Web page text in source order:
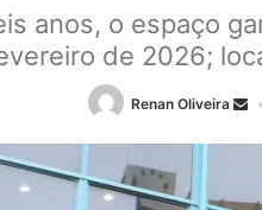
anos, o espaço
de 2026;
Renan Oliveira